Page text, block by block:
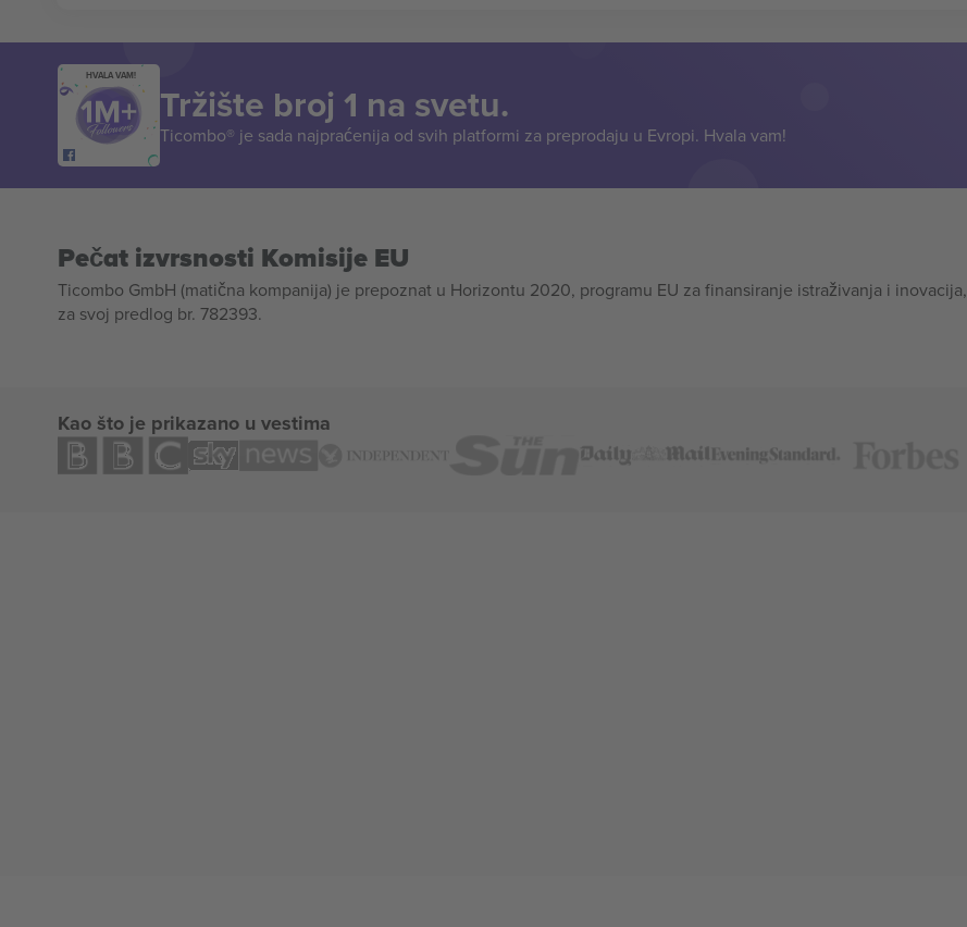
HVALA VAM!
Tržište broj 1 na svetu.
Ticombo® je sada najpraćenija od svih platformi za preprodaju u Evropi. Hvala vam!
Pečat izvrsnosti Komisije EU
Ticombo GmbH (matična kompanija) je prepoznat u Horizontu 2020, programu EU za finansiranje istraživanja i inovacija,
za svoj predlog br. 782393.
Kao što je prikazano u vestima